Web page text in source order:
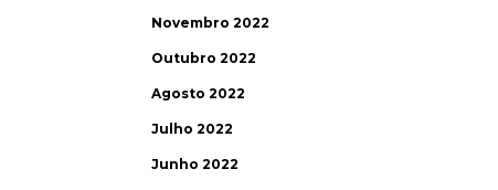
Novembro 2022
Outubro 2022
Agosto 2022
Julho 2022
Junho 2022